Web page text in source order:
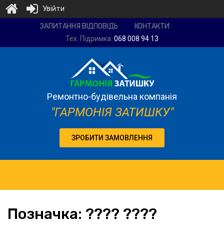
компанія
ЗАПИТАННЯ ВІДПОВІДЬ КОНТАКТИ
Тех. Підримка: 068 008 94 13
Ремонтно-будівельна компанія
"ГАРМОНІЯ ЗАТИШКУ"
ЗРОБИТИ ЗАМОВЛЕННЯ
Позначка: ???? ????
Увійти